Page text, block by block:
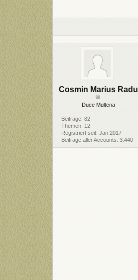
Cosmin Marius Radu
Duce Multena
Beiträge: 82
Themen: 12
Registriert seit: Jan 2017
Beiträge aller Accounts: 3.440